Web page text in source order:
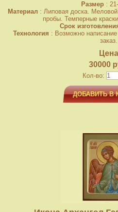
Размер:
Материал : Липовая доска.
пробы. Темперные
Срок
Технология : Возможно
заказ.
Цена
30000
Кол-во:
ДОБАВИТЬ В